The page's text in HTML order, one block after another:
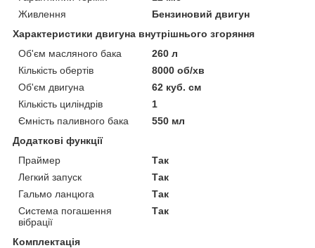
Живлення
Бензиновий двигун
Характеристики двигуна внутрішнього згоряння
Об'єм масляного бака
260 л
Кількість обертів
8000 об/хв
Об'єм двигуна
62 куб. см
Кількість циліндрів
1
Ємність паливного бака
550 мл
Додаткові функції
Праймер
Так
Легкий запуск
Так
Гальмо ланцюга
Так
Система погашення
вібрації
Так
Комплектація